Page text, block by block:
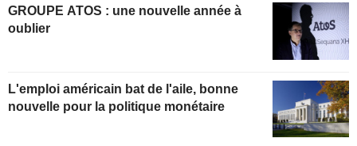
GROUPE ATOS : une nouvelle année à
oublier
L'emploi américain bat de l'aile, bonne
nouvelle pour la politique monétaire